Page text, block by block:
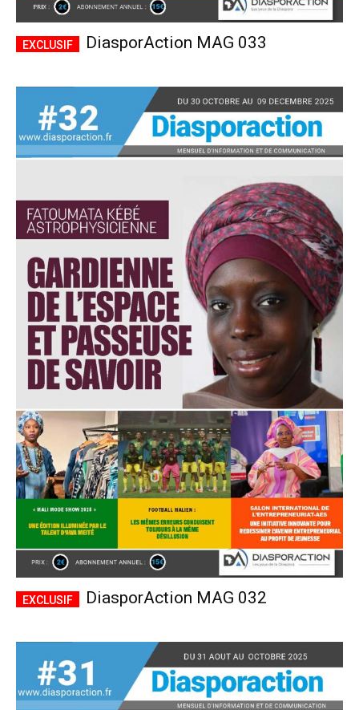
DiasporAction MAG 033
DiasporAction MAG 032